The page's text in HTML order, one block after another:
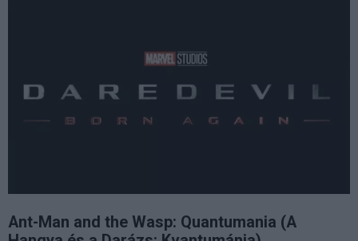
Ant-Man and the Wasp: Quantumania (A